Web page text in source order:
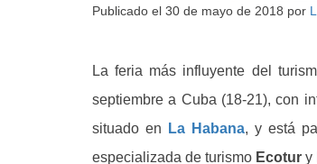
Publicado el 30 de mayo de 2018 por
La feria más influyente del
septiembre a Cuba (18-21), con
situado en
La Habana, y está
especializada de turismo Ecotur y